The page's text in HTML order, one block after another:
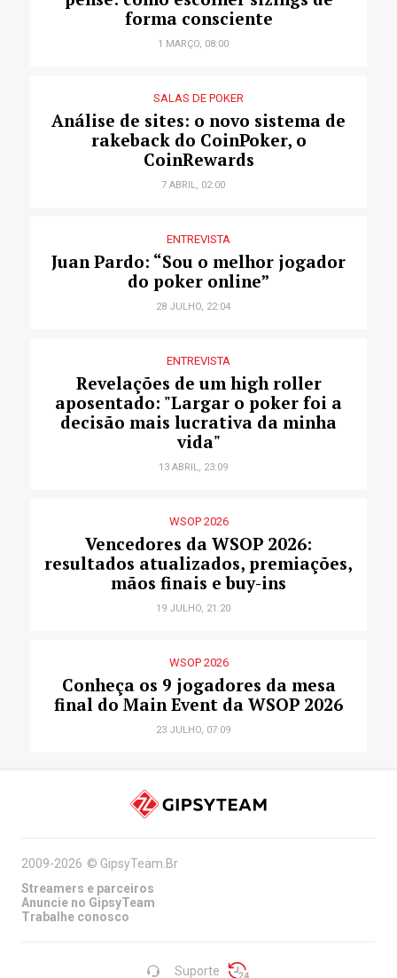
forma consciente
1 MARÇO, 08:00
SALAS DE POKER
Análise de sites: o novo sistema de
rakeback do CoinPoker, o
CoinRewards
7 ABRIL, 02:00
ENTREVISTA
Juan Pardo: “Sou o melhor jogador
do poker online”
28 JULHO, 22:04
ENTREVISTA
Revelações de um high roller
aposentado: "Largar o poker foi a
decisão mais lucrativa da minha
vida"
13 ABRIL, 23:09
WSOP 2026
Vencedores da WSOP 2026:
resultados atualizados, premiações,
mãos finais e buy-ins
19 JULHO, 21:20
WSOP 2026
Conheça os 9 jogadores da mesa
final do Main Event da WSOP 2026
23 JULHO, 07:09
Suporte
2009-2026 © GipsyTeam.Br
Streamers e parceiros
Anuncie no GipsyTeam
Trabalhe conosco